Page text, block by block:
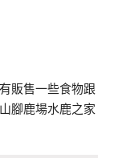
販售一些食物跟
腳鹿場水鹿之家